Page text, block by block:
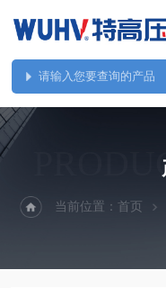
当前位置：首页